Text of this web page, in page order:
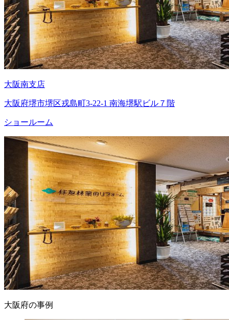
大阪南支店
大阪府堺市堺区戎島町3-22-1 南海堺駅ビル７階
ショールーム
大阪府の事例